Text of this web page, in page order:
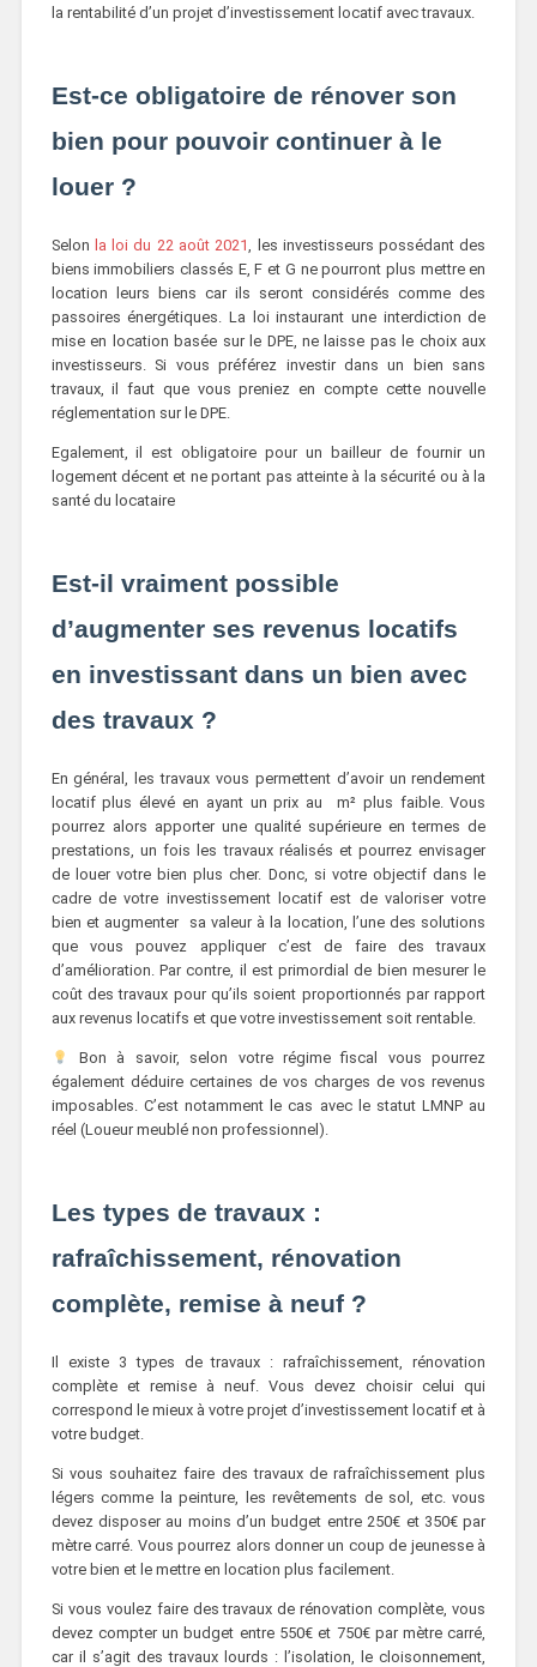
la rentabilité d’un projet d’investissement locatif avec travaux.
Est-ce obligatoire de rénover son
bien pour pouvoir continuer à le
louer ?
Selon la loi du 22 août 2021, les investisseurs possédant des
biens immobiliers classés E, F et G ne pourront plus mettre en
location leurs biens car ils seront considérés comme des
passoires énergétiques. La loi instaurant une interdiction de
mise en location basée sur le DPE, ne laisse pas le choix aux
investisseurs. Si vous préférez investir dans un bien sans
travaux, il faut que vous preniez en compte cette nouvelle
réglementation sur le DPE.
Egalement, il est obligatoire pour un bailleur de fournir un
logement décent et ne portant pas atteinte à la sécurité ou à la
santé du locataire
Est-il vraiment possible
d’augmenter ses revenus locatifs
en investissant dans un bien avec
des travaux ?
En général, les travaux vous permettent d’avoir un rendement
locatif plus élevé en ayant un prix au m² plus faible. Vous
pourrez alors apporter une qualité supérieure en termes de
prestations, un fois les travaux réalisés et pourrez envisager
de louer votre bien plus cher. Donc, si votre objectif dans le
cadre de votre investissement locatif est de valoriser votre
bien et augmenter sa valeur à la location, l’une des solutions
que vous pouvez appliquer c’est de faire des travaux
d’amélioration. Par contre, il est primordial de bien mesurer le
coût des travaux pour qu’ils soient proportionnés par rapport
aux revenus locatifs et que votre investissement soit rentable.
Bon à savoir, selon votre régime fiscal vous pourrez
également déduire certaines de vos charges de vos revenus
imposables. C’est notamment le cas avec le statut LMNP au
réel (Loueur meublé non professionnel).
Les types de travaux :
rafraîchissement, rénovation
complète, remise à neuf ?
Il existe 3 types de travaux : rafraîchissement, rénovation
complète et remise à neuf. Vous devez choisir celui qui
correspond le mieux à votre projet d’investissement locatif et à
votre budget.
Si vous souhaitez faire des travaux de rafraîchissement plus
légers comme la peinture, les revêtements de sol, etc. vous
devez disposer au moins d’un budget entre 250€ et 350€ par
mètre carré. Vous pourrez alors donner un coup de jeunesse à
votre bien et le mettre en location plus facilement.
Si vous voulez faire des travaux de rénovation complète, vous
devez compter un budget entre 550€ et 750€ par mètre carré,
car il s’agit des travaux lourds : l’isolation, le cloisonnement,